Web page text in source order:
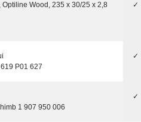
Wood, 235 x 30/25 x 2,8
✓
P01 627
✓
1 907 950 006
✓